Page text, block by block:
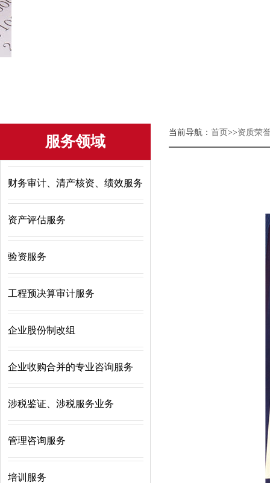
服务领域
财务审计、清产核资、绩效服务
资产评估服务
验资服务
工程预决算审计服务
企业股份制改组
企业收购合并的专业咨询服务
涉税鉴证、涉税服务业务
管理咨询服务
培训服务
当前导航： 首页 >>资质荣